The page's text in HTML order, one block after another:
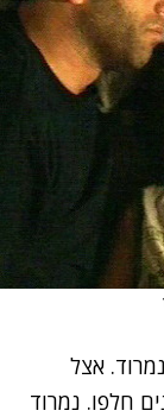
אצל
חלפו. נמרוד